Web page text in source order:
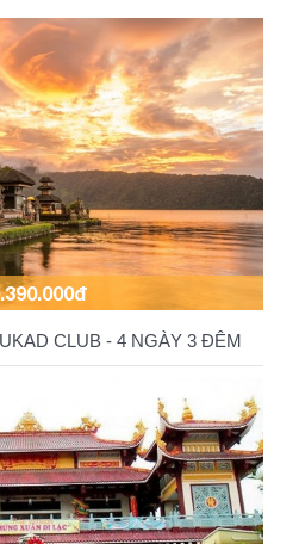
CLUB - 4 NGÀY 3 ĐÊM